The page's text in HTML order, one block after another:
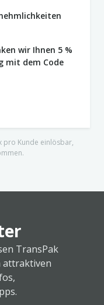
wir Ihnen 5 %
mit dem Code
pro Kunde einlösbar,
TransPak
attraktiven